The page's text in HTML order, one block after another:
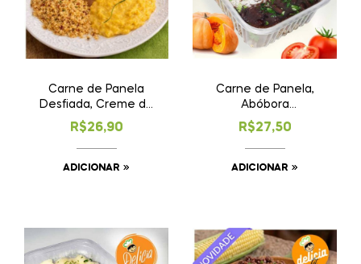
Carne de Panela
Desfiada, Creme de
Milho e Farofa
c/Bacon ★
Novidade!
R$26,90
ADICIONAR
Carne de Panela,
Abóbora
Caramelada, Arroz e
Feijão ★ Gaudéria
R$27,50
ADICIONAR